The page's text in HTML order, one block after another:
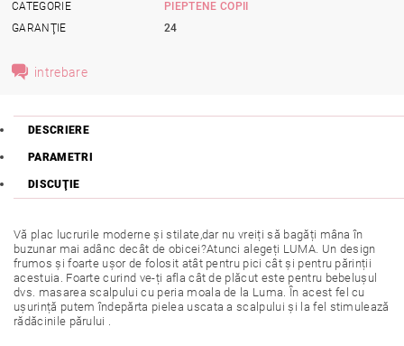
CATEGORIE
PIEPTENE COPII
GARANŢIE
24
intrebare
DESCRIERE
PARAMETRI
DISCUŢIE
Vă plac lucrurile moderne și stilate,dar nu vreiți să bagăți mâna în
buzunar mai adânc decât de obicei?Atunci alegeți LUMA. Un design
frumos și foarte ușor de folosit atât pentru pici cât și pentru părinții
acestuia. Foarte curind ve-ți afla cât de plăcut este pentru bebelușul
dvs. masarea scalpului cu peria moala de la Luma. În acest fel cu
ușurință putem îndepărta pielea uscata a scalpului și la fel stimulează
rădăcinile părului .